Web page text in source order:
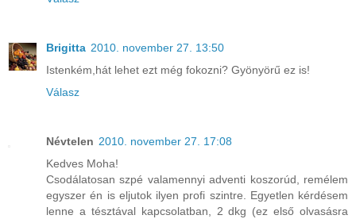
Brigitta 2010. november 27. 13:50
Istenkém,hát lehet ezt még fokozni? Gyönyörű ez is!
Válasz
Névtelen 2010. november 27. 17:08
Kedves Moha!
Csodálatosan szpé valamennyi adventi koszorúd, remélem
egyszer én is eljutok ilyen profi szintre. Egyetlen kérdésem
lenne a tésztával kapcsolatban, 2 dkg (ez első olvasásra